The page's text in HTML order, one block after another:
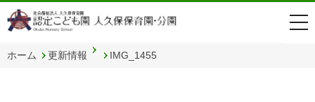
ホーム 更新情報 IMG_1455